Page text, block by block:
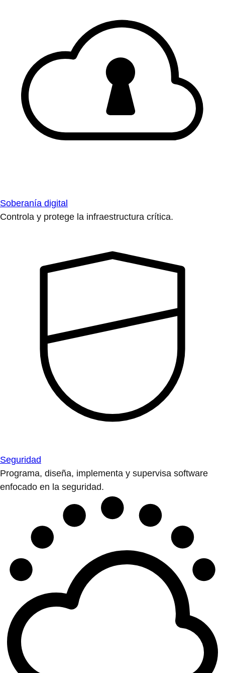
Soberanía digital
Controla y protege la infraestructura crítica.
Seguridad
Programa, diseña, implementa y supervisa software
enfocado en la seguridad.